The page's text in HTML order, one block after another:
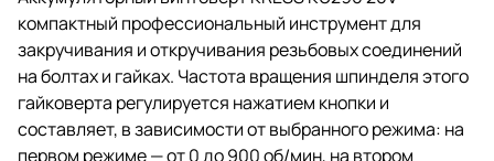
компактный профессиональный инструмент для
закручивания и откручивания резьбовых соединений
на болтах и гайках. Частота вращения шпинделя этого
гайковерта регулируется нажатием кнопки и
составляет, в зависимости от выбранного режима: на
первом режиме — от 0 до 900 об/мин, на втором